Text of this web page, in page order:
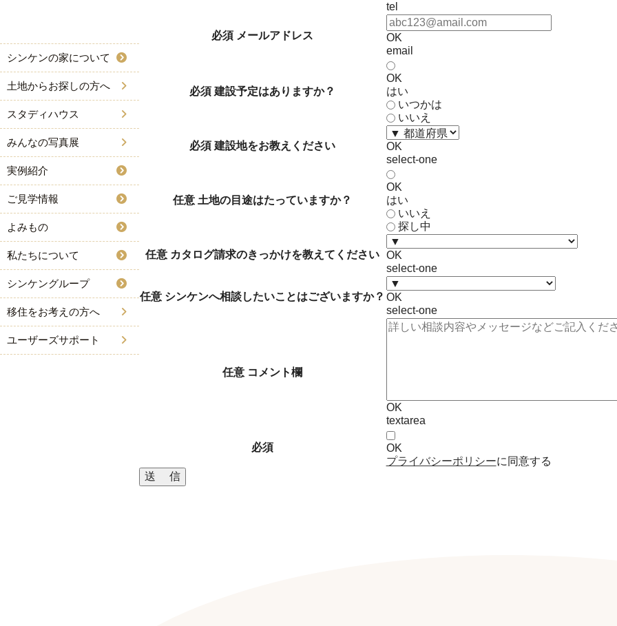
シンケンの家について
土地からお探しの方へ
スタディハウス
みんなの写真展
実例紹介
ご見学情報
よみもの
私たちについて
シンケングループ
移住をお考えの方へ
ユーザーズサポート
tel
必須 メールアドレス
OK
email
必須 建設予定はありますか？
OK
はい
いつかは
いいえ
必須 建設地をお教えください
OK
select-one
任意 土地の目途はたっていますか？
OK
はい
いいえ
探し中
任意 カタログ請求のきっかけを教えてください
OK
select-one
任意 シンケンへ相談したいことはございますか？ OK
select-one
任意 コメント欄
OK
textarea
必須
OK
プライバシーポリシーに同意する
送 信